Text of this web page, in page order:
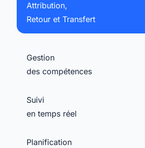
Attribution,
Retour et Transfert
Gestion
des compétences
Suivi
en temps réel
Planification